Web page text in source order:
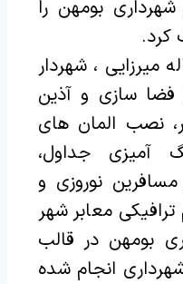
بومهن را
میرزایی ، شهردار
سازی و آذین
نصب المان های
آمیزی جداول،
نوروزی و
معابر شهر
بومهن در قالب
انجام شده